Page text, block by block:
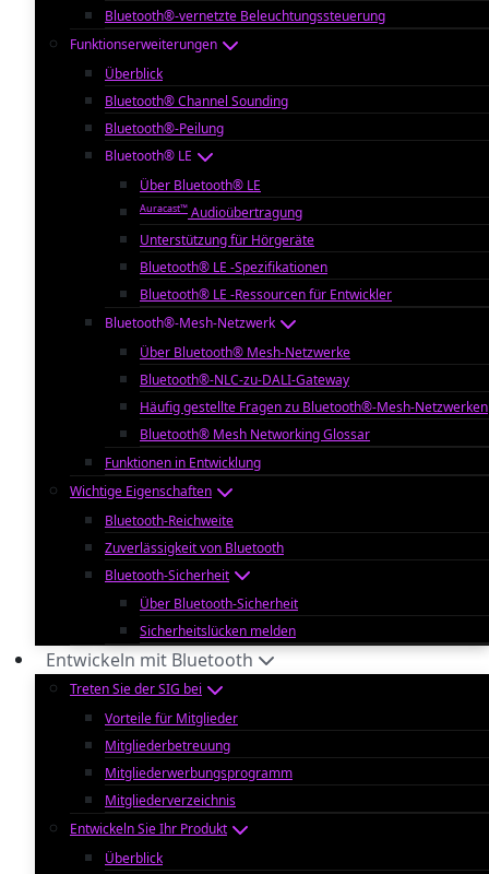
Bluetooth®-vernetzte Beleuchtungssteuerung
Funktionserweiterungen
Überblick
Bluetooth® Channel Sounding
Bluetooth®-Peilung
Bluetooth® LE
Über Bluetooth® LE
Auracast™ Audioübertragung
Unterstützung für Hörgeräte
Bluetooth® LE -Spezifikationen
Bluetooth® LE -Ressourcen für Entwickler
Bluetooth®-Mesh-Netzwerk
Über Bluetooth® Mesh-Netzwerke
Bluetooth®-NLC-zu-DALI-Gateway
Häufig gestellte Fragen zu Bluetooth®-Mesh-Netzwerken
Bluetooth® Mesh Networking Glossar
Funktionen in Entwicklung
Wichtige Eigenschaften
Bluetooth-Reichweite
Zuverlässigkeit von Bluetooth
Bluetooth-Sicherheit
Über Bluetooth-Sicherheit
Sicherheitslücken melden
Entwickeln mit Bluetooth
Treten Sie der SIG bei
Vorteile für Mitglieder
Mitgliederbetreuung
Mitgliederwerbungsprogramm
Mitgliederverzeichnis
Entwickeln Sie Ihr Produkt
Überblick